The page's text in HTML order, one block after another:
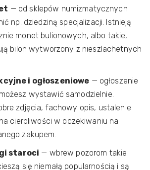
— od sklepów numizmatycznych
np. dziedziną specjalizacji. Istnieją
monet bulionowych, albo takie,
bilon wytworzony z nieszlachetnych
i ogłoszeniowe — ogłoszenie
wystawić samodzielnie.
zdjęcia, fachowy opis, ustalenie
cierpliwości w oczekiwaniu na
zakupem.
staroci — wbrew pozorom takie
się niemałą popularnością i są